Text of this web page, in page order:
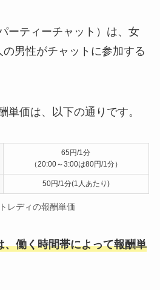
ーティーチャット）は、女
男性がチャットに参加する
単価は、以下の通りです。
65円/1分
（20:00～3:00は80円/1分）
50円/1分(1人あたり)
レディの報酬単価
、働く時間帯によって報酬単